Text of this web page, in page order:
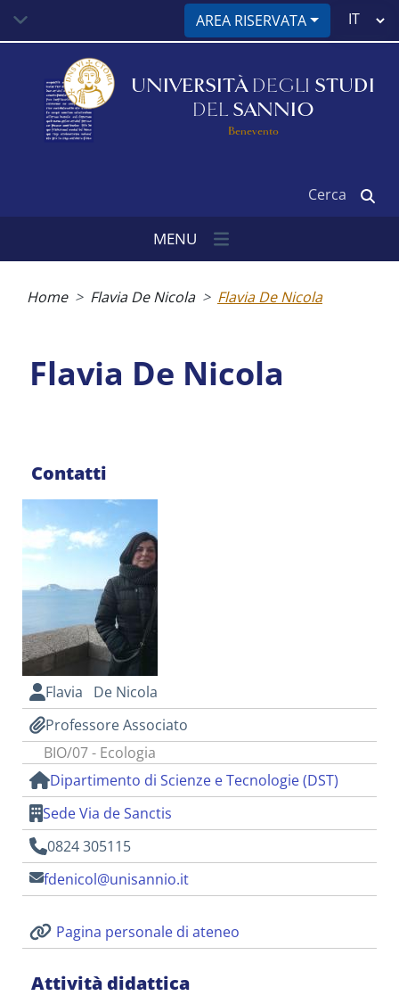
contenuto
AREA RISERVATA
Select
UNIVERSITÀ DEGLI STUDI
DEL SANNIO
Benevento
MENU
Home Flavia De Nicola Flavia De Nicola
Flavia De Nicola
Contatti
Flavia De Nicola
Professore Associato
BIO/07 - Ecologia
Dipartimento di Scienze e Tecnologie (DST)
Sede Via de Sanctis
0824 305115
fdenicol@unisannio.it
Pagina personale di ateneo
Attività didattica